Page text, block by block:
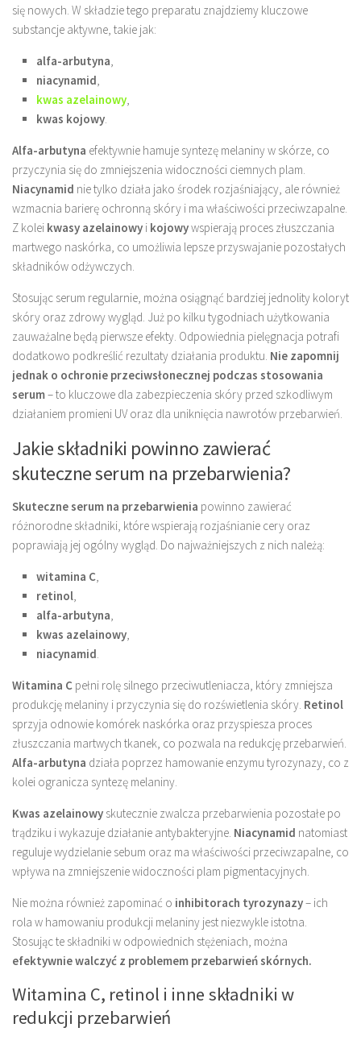
się nowych. W składzie tego preparatu znajdziemy kluczowe
substancje aktywne, takie jak:
alfa-arbutyna,
niacynamid,
kwas azelainowy,
kwas kojowy.
Alfa-arbutyna efektywnie hamuje syntezę melaniny w skórze, co
przyczynia się do zmniejszenia widoczności ciemnych plam.
Niacynamid nie tylko działa jako środek rozjaśniający, ale również
wzmacnia barierę ochronną skóry i ma właściwości przeciwzapalne.
Z kolei kwasy azelainowy i kojowywspierają proces złuszczania
martwego naskórka, co umożliwia lepsze przyswajanie pozostałych
składników odżywczych.
Stosując serum regularnie, można osiągnąć bardziej jednolity koloryt
skóry oraz zdrowy wygląd. Już po kilku tygodniach użytkowania
zauważalne będą pierwsze efekty. Odpowiednia pielęgnacja potrafi
dodatkowo podkreślić rezultaty działania produktu. Nie zapomnij
jednak o ochronie przeciwsłonecznej podczas stosowania
serum– to kluczowe dla zabezpieczenia skóry przed szkodliwym
działaniem promieni UV oraz dla uniknięcia nawrotów przebarwień.
Jakie składniki powinno zawierać
skuteczne serum na przebarwienia?
Skuteczne serum na przebarwienia powinno zawierać
różnorodne składniki, które wspierają rozjaśnianie cery oraz
poprawiają jej ogólny wygląd. Do najważniejszych z nich należą:
witamina C,
retinol,
alfa-arbutyna,
kwas azelainowy,
niacynamid.
Witamina C pełni rolę silnego przeciwutleniacza, który zmniejsza
produkcję melaniny i przyczynia się do rozświetlenia skóry. Retinol
sprzyja odnowie komórek naskórka oraz przyspiesza proces
złuszczania martwych tkanek, co pozwala na redukcję przebarwień.
Alfa-arbutyna działa poprzez hamowanie enzymu tyrozynazy, co z
kolei ogranicza syntezę melaniny.
Kwas azelainowy skutecznie zwalcza przebarwienia pozostałe po
trądziku i wykazuje działanie antybakteryjne. Niacynamid natomiast
reguluje wydzielanie sebum oraz ma właściwości przeciwzapalne, co
wpływa na zmniejszenie widoczności plam pigmentacyjnych.
Nie można również zapominać o inhibitorach tyrozynazy– ich
rola w hamowaniu produkcji melaniny jest niezwykle istotna.
Stosując te składniki w odpowiednich stężeniach, można
efektywnie walczyć z problemem przebarwień skórnych.
Witamina C, retinol i inne składniki w
redukcji przebarwień